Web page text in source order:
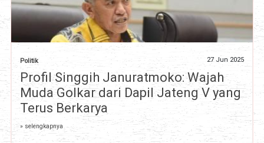
Politik 27 Jun 2025
Profil Singgih Januratmoko: Wajah
Muda Golkar dari Dapil Jateng V yang
Terus Berkarya
» selengkapnya